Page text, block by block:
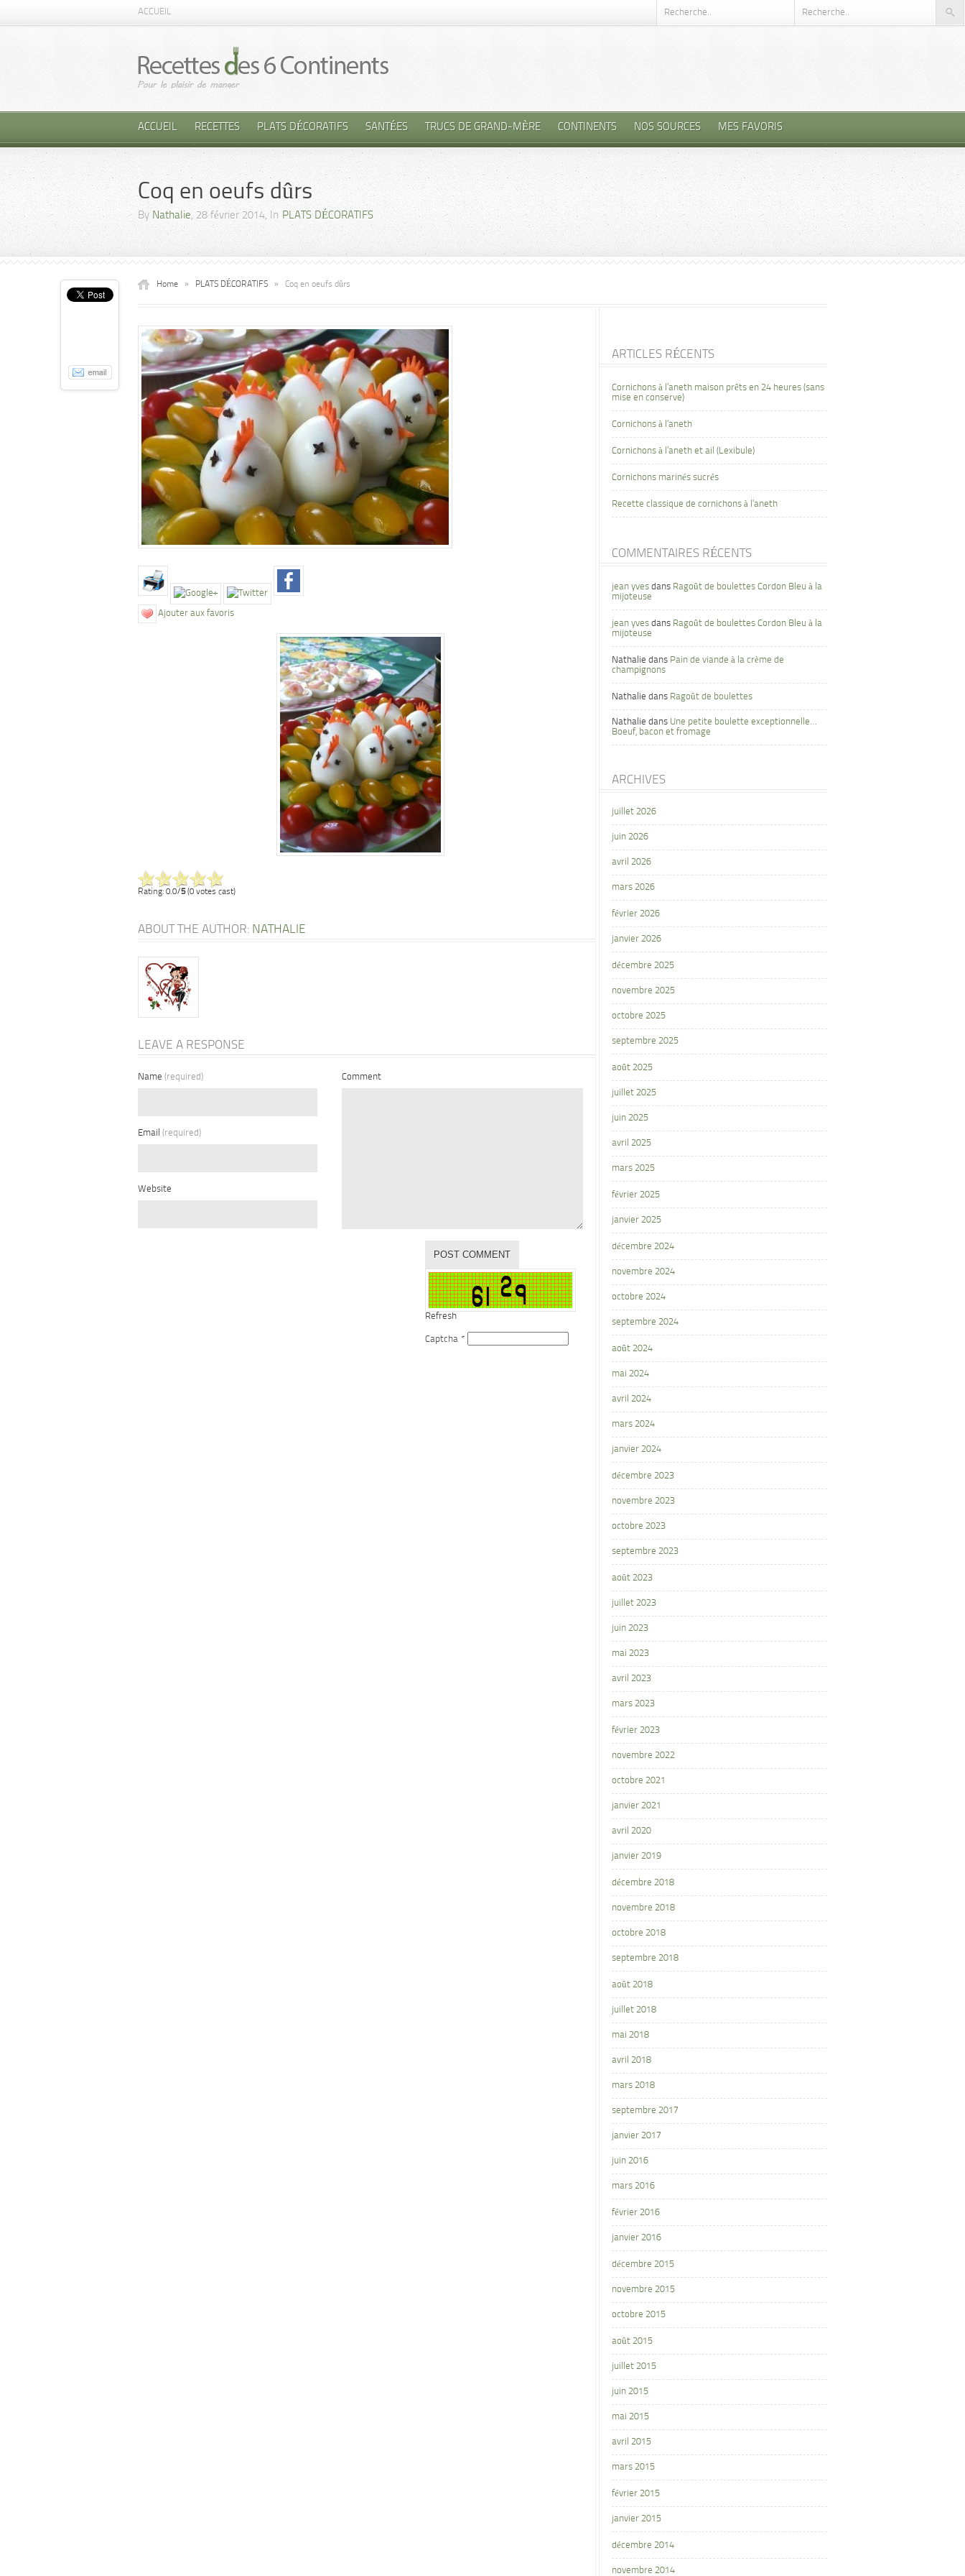
ACCUEIL
ACCUEIL RECETTES PLATS DÉCORATIFS SANTÉES TRUCS DE GRAND-MÈRE CONTINENTS NOS SOURCES MES FAVORIS
Coq en oeufs dûrs
By Nathalie, 28 février 2014, In PLATS DÉCORATIFS
Home » PLATS DÉCORATIFS » Coq en oeufs dûrs
Ajouter aux favoris
Rating: 0.0/5(0 votes cast)
ABOUT THE AUTHOR: NATHALIE
LEAVE A RESPONSE
Name (required)
Email (required)
Website
Comment
Refresh
Captcha *
ARTICLES RÉCENTS
Cornichons à l’aneth maison prêts en 24 heures (sans
mise en conserve)
Cornichons à l’aneth
Cornichons à l’aneth et ail (Lexibule)
Cornichons marinés sucrés
Recette classique de cornichons à l’aneth
COMMENTAIRES RÉCENTS
jean yves dans Ragoût de boulettes Cordon Bleu à la
mijoteuse
jean yves dans Ragoût de boulettes Cordon Bleu à la
mijoteuse
Nathalie dans Pain de viande à la crème de
champignons
Nathalie dans Ragoût de boulettes
Nathalie dans Une petite boulette exceptionnelle…
Boeuf, bacon et fromage
ARCHIVES
juillet 2026
juin 2026
avril 2026
mars 2026
février 2026
janvier 2026
décembre 2025
novembre 2025
octobre 2025
septembre 2025
août 2025
juillet 2025
juin 2025
avril 2025
mars 2025
février 2025
janvier 2025
décembre 2024
novembre 2024
octobre 2024
septembre 2024
août 2024
mai 2024
avril 2024
mars 2024
janvier 2024
décembre 2023
novembre 2023
octobre 2023
septembre 2023
août 2023
juillet 2023
juin 2023
mai 2023
avril 2023
mars 2023
février 2023
novembre 2022
octobre 2021
janvier 2021
avril 2020
janvier 2019
décembre 2018
novembre 2018
octobre 2018
septembre 2018
août 2018
juillet 2018
mai 2018
avril 2018
mars 2018
septembre 2017
janvier 2017
juin 2016
mars 2016
février 2016
janvier 2016
décembre 2015
novembre 2015
octobre 2015
août 2015
juillet 2015
juin 2015
mai 2015
avril 2015
mars 2015
février 2015
janvier 2015
décembre 2014
novembre 2014